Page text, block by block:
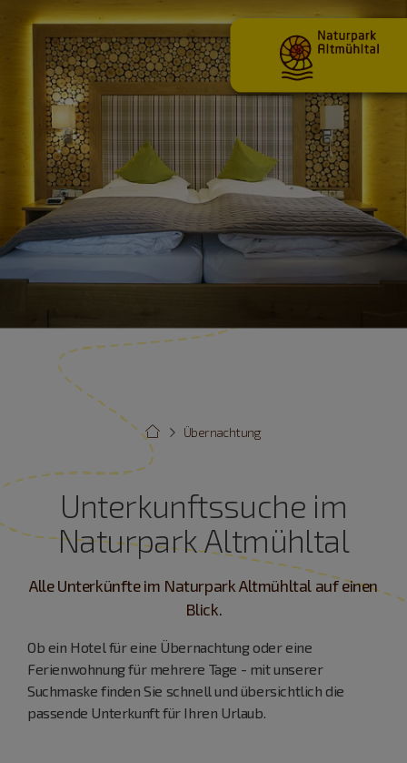
Übernachtung
Unterkunftssuche im
Naturpark Altmühltal
Alle Unterkünfte im Naturpark Altmühltal auf einen
Blick.
Ob ein Hotel für eine Übernachtung oder eine
Ferienwohnung für mehrere Tage - mit unserer
Suchmaske finden Sie schnell und übersichtlich die
passende Unterkunft für Ihren Urlaub.